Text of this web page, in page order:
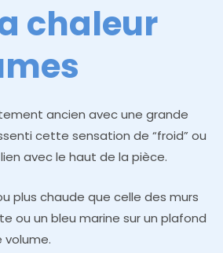
chaleur
ancien avec une grande
cette sensation de “froid” ou
avec le haut de la pièce.
plus chaude que celle des murs
ou un bleu marine sur un plafond
volume.